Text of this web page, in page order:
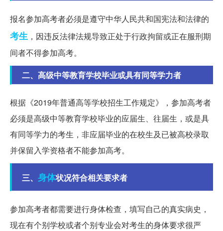
报名参加高考者必须是遵守中华人民共和国宪法和法律的
考生 ，因违反法律法规导致正处于行政拘留或正在服刑期
间者不得参加高考。
二、高级中等教育学校毕业或具有同等学力者
根据《2019年普通高等学校招生工作规定》，参加高考者
必须是高级中等教育学校毕业的应届生、往届生，或是具
有同等学力的考生，非应届毕业的在校生及已被高校录取
并保留入学资格者不能参加高考。
三、 身体状况符合相关要求者
参加高考者都需要进行身体检查，填写自己的真实病史，
现在有个别学校或者个别专业会对考生的身体要求很严